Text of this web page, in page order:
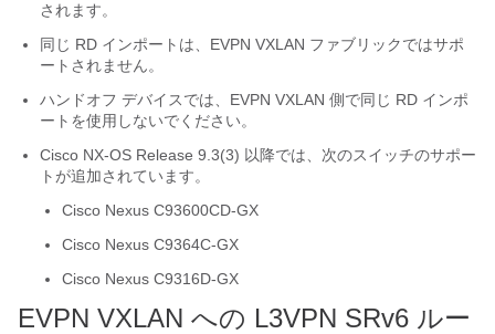
されます。
同じ RD インポートは、EVPN VXLAN ファブリックではサポ
ートされません。
ハンドオフ デバイスでは、EVPN VXLAN 側で同じ RD インポ
ートを使用しないでください。
Cisco NX-OS Release 9.3(3) 以降では、次のスイッチのサポー
トが追加されています。
Cisco Nexus C93600CD-GX
Cisco Nexus C9364C-GX
Cisco Nexus C9316D-GX
EVPN VXLAN への L3VPN SRv6 ルー